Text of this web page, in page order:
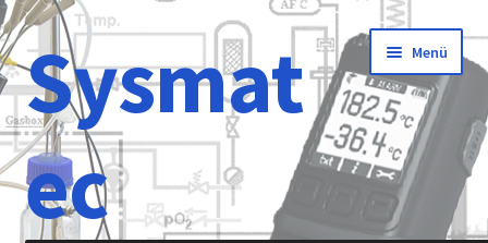
Zur
Navigation
springen
Zum
Inhalt
springen
Sysmat
ec
Menü